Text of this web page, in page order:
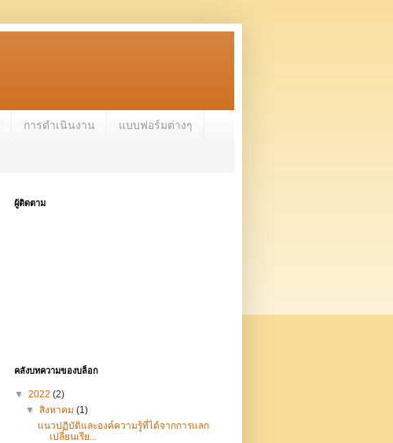
การดำเนินงาน แบบฟอร์มต่างๆ
ผู้ติดตาม
คลังบทความของบล็อก
▼ 2022 (2)
▼สิงหาคม(1)
แนวปฏิบัติและองค์ความรู้ที่ได้จากการแลก
เปลี่ยนเรีย...